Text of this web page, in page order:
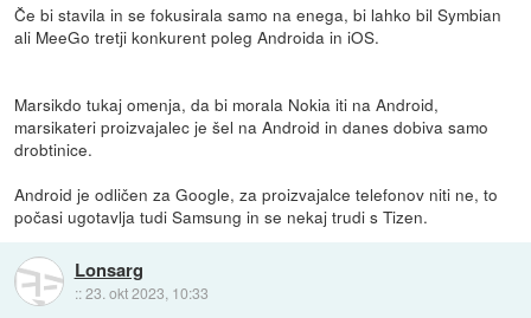
Če bi stavila in se fokusirala samo na enega, bi lahko bil Symbian
ali MeeGo tretji konkurent poleg Androida in iOS.
Marsikdo tukaj omenja, da bi morala Nokia iti na Android,
marsikateri proizvajalec je šel na Android in danes dobiva samo
drobtinice.
Android je odličen za Google, za proizvajalce telefonov niti ne, to
počasi ugotavlja tudi Samsung in se nekaj trudi s Tizen.
Lonsarg
::23. okt 2023, 10:33